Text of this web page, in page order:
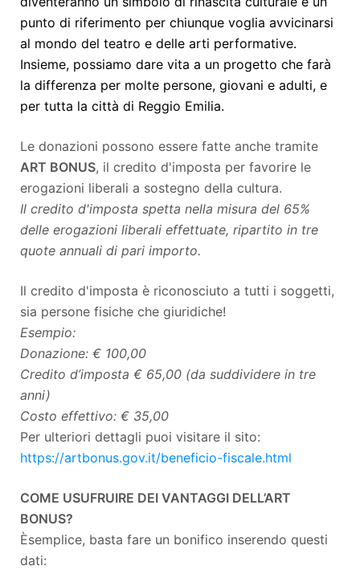
punto di riferimento per chiunque voglia avvicinarsi
al mondo del teatro e delle arti performative.
Insieme, possiamo dare vita a un progetto che farà
la differenza per molte persone, giovani e adulti, e
per tutta la città di Reggio Emilia.
Le donazioni possono essere fatte anche tramite
ART BONUS, il credito d'imposta per favorire le
erogazioni liberali a sostegno della cultura.
Il credito d'imposta spetta nella misura del 65%
delle erogazioni liberali effettuate, ripartito in tre
quote annuali di pari importo.
Il credito d'imposta è riconosciuto a tutti i soggetti,
sia persone fisiche che giuridiche!
Esempio:
Donazione: € 100,00
Credito d’imposta € 65,00 (da suddividere in tre
anni)
Costo effettivo: € 35,00
Per ulteriori dettagli puoi visitare il sito:
https://artbonus.gov.it/beneficio-fiscale.html
COME USUFRUIRE DEI VANTAGGI DELL’ART
BONUS?
Èsemplice, basta fare un bonifico inserendo questi
dati: